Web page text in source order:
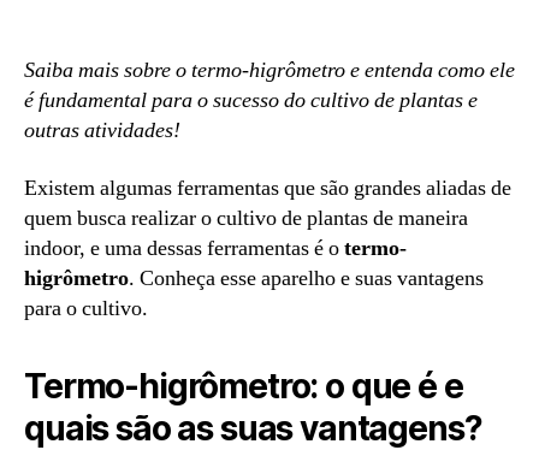
Saiba mais sobre o termo-higrômetro e entenda como ele
é fundamental para o sucesso do cultivo de plantas e
outras atividades!
Existem algumas ferramentas que são grandes aliadas de
quem busca realizar o cultivo de plantas de maneira
indoor, e uma dessas ferramentas é otermo-
higrômetro. Conheça esse aparelho e suas vantagens
para o cultivo.
Termo-higrômetro: o que é e
quais são as suas vantagens?